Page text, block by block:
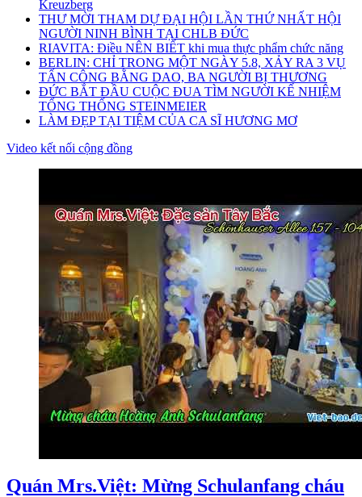
Kreuzberg
THƯ MỜI THAM DỰ ĐẠI HỘI LẦN THỨ NHẤT HỘI
NGƯỜI NINH BÌNH TẠI CHLB ĐỨC
RIAVITA: Điều NÊN BIẾT khi mua thực phẩm chức năng
BERLIN: CHỈ TRONG MỘT NGÀY 5.8, XẢY RA 3 VỤ
TẤN CÔNG BẰNG DAO, BA NGƯỜI BỊ THƯƠNG
ĐỨC BẮT ĐẦU CUỘC ĐUA TÌM NGƯỜI KẾ NHIỆM
TỔNG THỐNG STEINMEIER
LÀM ĐẸP TẠI TIỆM CỦA CA SĨ HƯƠNG MƠ
Video kết nối cộng đồng
Quán Mrs.Việt: Mừng Schulanfang cháu